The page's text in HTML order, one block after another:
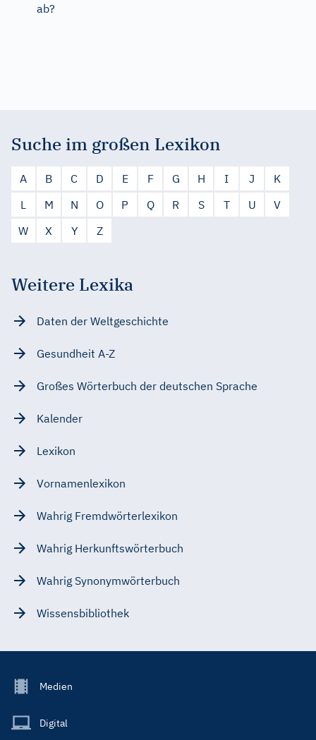
ab?
Suche im großen Lexikon
A B C D E F G H I J
K
L
M N O P Q R S T U
V
W
X Y Z
Weitere Lexika
Daten der Weltgeschichte
Gesundheit A-Z
Großes Wörterbuch der deutschen Sprache
Kalender
Lexikon
Vornamenlexikon
Wahrig Fremdwörterlexikon
Wahrig Herkunftswörterbuch
Wahrig Synonymwörterbuch
Wissensbibliothek
Footer
Main
Medien
Digital